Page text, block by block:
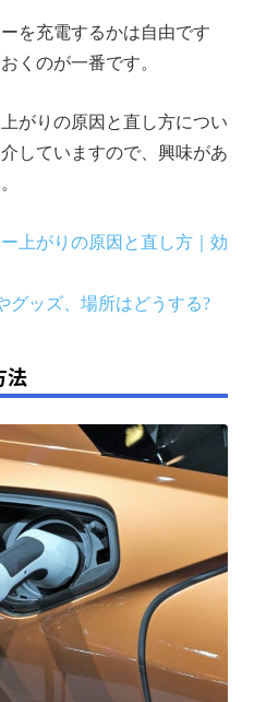
を充電するかは自由です
くのが一番です。
がりの原因と直し方につい
していますので、興味があ
上がりの原因と直し方｜効
グッズ、場所はどうする?
法